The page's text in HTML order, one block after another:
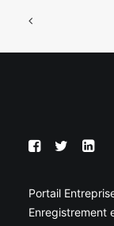
Portail
Enregistrement